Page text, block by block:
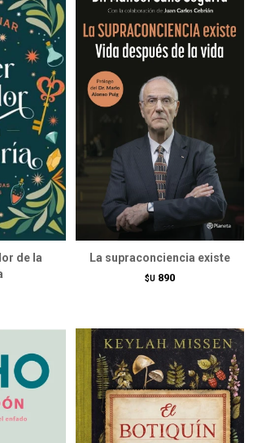
de la
La supraconciencia existe
$U 890